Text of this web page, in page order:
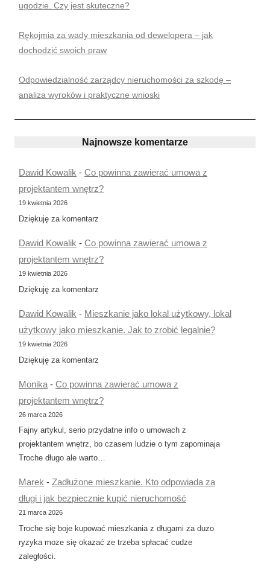
ugodzie. Czy jest skuteczne?
Rękojmia za wady mieszkania od dewelopera – jak
dochodzić swoich praw
Odpowiedzialność zarządcy nieruchomości za szkodę –
analiza wyroków i praktyczne wnioski
Najnowsze komentarze
Dawid Kowalik -Co powinna zawierać umowa z
projektantem wnętrz?
19 kwietnia 2026
Dziękuję za komentarz
Dawid Kowalik -Co powinna zawierać umowa z
projektantem wnętrz?
19 kwietnia 2026
Dziękuję za komentarz
Dawid Kowalik - Mieszkanie jako lokal użytkowy, lokal
użytkowy jako mieszkanie. Jak to zrobić legalnie?
19 kwietnia 2026
Dziękuję za komentarz
Monika -Co powinna zawierać umowa z
projektantem wnętrz?
26 marca 2026
Fajny artykul, serio przydatne info o umowach z
projektantem wnętrz, bo czasem ludzie o tym zapominaja
Troche długo ale warto…
Marek -Zadłużone mieszkanie. Kto odpowiada za
długi i jak bezpiecznie kupić nieruchomość
21 marca 2026
Troche się boje kupować mieszkania z długami za duzo
ryzyka moze się okazać ze trzeba spłacać cudze
zaległości.